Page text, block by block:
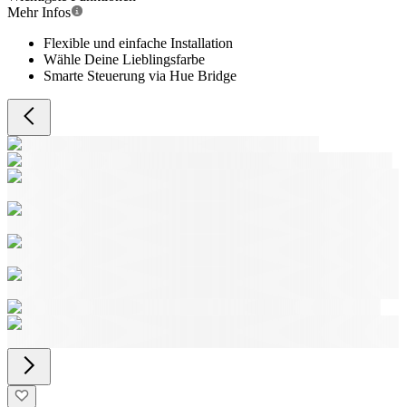
Mehr Infos
Flexible und einfache Installation
Wähle Deine Lieblingsfarbe
Smarte Steuerung via Hue Bridge